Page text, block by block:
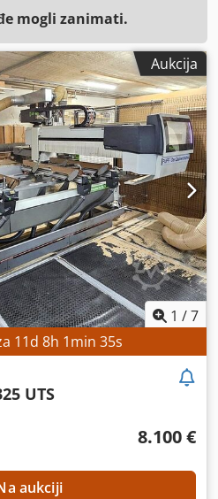
mogli zanimati.
Aukcija
1 /7
11d 8h 1min 34s
UTS
8.100 €
aukciji